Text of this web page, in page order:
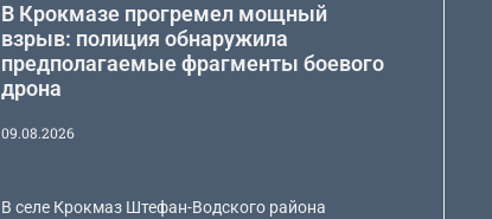
В Крокмазе прогремел мощный
взрыв: полиция обнаружила
предполагаемые фрагменты боевого
дрона
09.08.2026
В селе Крокмаз Штефан-Водского района